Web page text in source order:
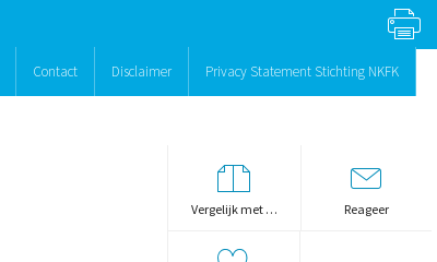
Contact Disclaimer Privacy Statement Stichting NKFK
Vergelijk met … Reageer